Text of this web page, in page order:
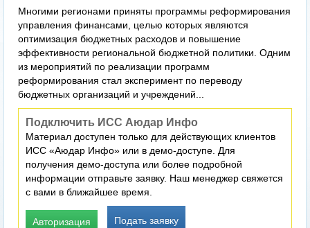
Многими регионами приняты программы реформирования
управления финансами, целью которых являются
оптимизация бюджетных расходов и повышение
эффективности региональной бюджетной политики. Одним
из мероприятий по реализации программ
реформирования стал эксперимент по переводу
бюджетных организаций и учреждений...
Подключить ИСС Аюдар Инфо
Материал доступен только для действующих клиентов
ИСС «Аюдар Инфо» или в демо-доступе. Для
получения демо-доступа или более подробной
информации отправьте заявку. Наш менеджер свяжется
с вами в ближайшее время.
Авторизация Подать заявку